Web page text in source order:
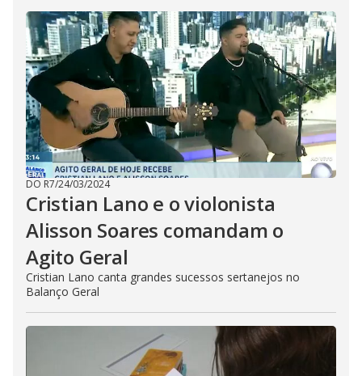
DO R7/24/03/2024
Cristian Lano e o violonista
Alisson Soares comandam o
Agito Geral
Cristian Lano canta grandes sucessos sertanejos no
Balanço Geral